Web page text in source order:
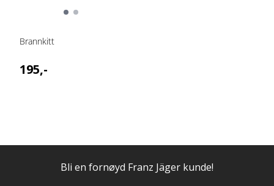
Brannkitt
195,-
Bli en fornøyd Franz Jäger kunde!